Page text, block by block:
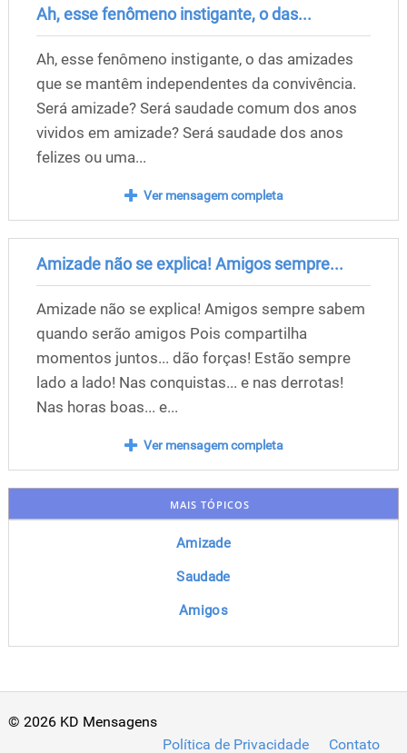
Ah, esse fenômeno instigante, o das...
Ah, esse fenômeno instigante, o das amizades
que se mantêm independentes da convivência.
Será amizade? Será saudade comum dos anos
vividos em amizade? Será saudade dos anos
felizes ou uma...
Ver mensagem completa
Amizade não se explica! Amigos sempre...
Amizade não se explica! Amigos sempre sabem
quando serão amigos Pois compartilha
momentos juntos... dão forças! Estão sempre
lado a lado! Nas conquistas... e nas derrotas!
Nas horas boas... e...
Ver mensagem completa
MAIS TÓPICOS
Amizade
Saudade
Amigos
© 2026 KD Mensagens
Política de Privacidade
Contato